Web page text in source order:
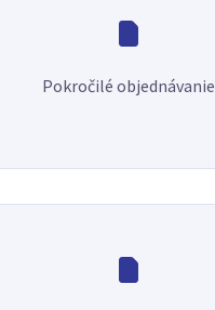
Pokročilé objednávanie